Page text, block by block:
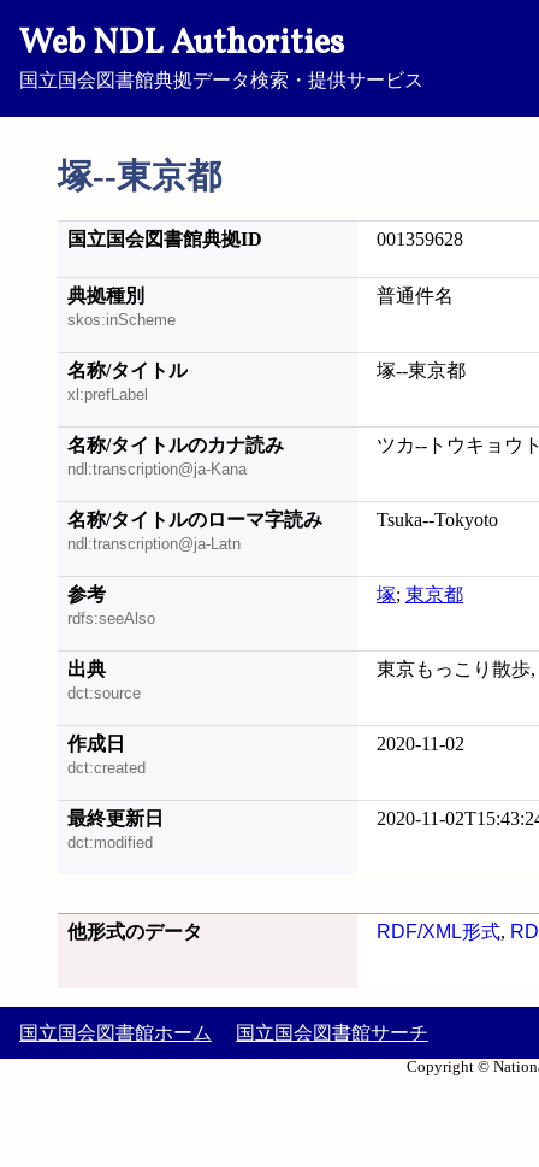
Web NDL Authorities
国立国会図書館典拠データ検索・提供サービス
塚--東京都
国立国会図書館典拠ID 001359628
典拠種別
skos:inScheme
普通件名
名称/タイトル
xl:prefLabel
塚--東京都
名称/タイトルのカナ読み
ndl:transcription@ja-Kana
ツカ--トウキョウ
名称/タイトルのローマ字読み
ndl:transcription@ja-Latn
Tsuka--Tokyoto
参考
rdfs:seeAlso
塚; 東京都
出典
dct:source
東京もっこり散歩,
作成日
dct:created
2020-11-02
最終更新日
dct:modified
2020-11-
他形式のデータ RDF/XML形式,
国立国会図書館ホーム 国立国会図書館サーチ
Copyright ©